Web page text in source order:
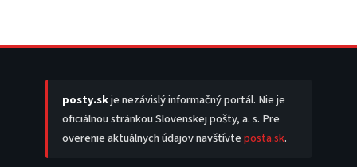
posty.skje nezávislý informačný portál. Nie je
oficiálnou stránkou Slovenskej pošty, a. s. Pre
overenie aktuálnych údajov navštívteposta.sk.